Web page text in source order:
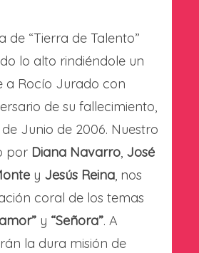
de “Tierra de Talento”
lo alto rindiéndole un
a Rocío Jurado con
de su fallecimiento,
Junio de 2006. Nuestro
por Diana Navarro, José
y Jesús Reina, nos
coral de los temas
y “Señora”. A
la dura misión de